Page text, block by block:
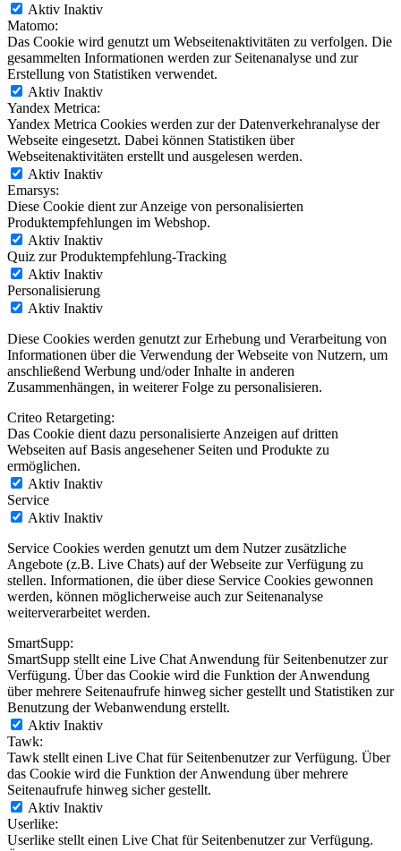
Aktiv Inaktiv
Matomo:
Das Cookie wird genutzt um Webseitenaktivitäten zu verfolgen. Die
gesammelten Informationen werden zur Seitenanalyse und zur
Erstellung von Statistiken verwendet.
Aktiv Inaktiv
Yandex Metrica:
Yandex Metrica Cookies werden zur der Datenverkehranalyse der
Webseite eingesetzt. Dabei können Statistiken über
Webseitenaktivitäten erstellt und ausgelesen werden.
Aktiv Inaktiv
Emarsys:
Diese Cookie dient zur Anzeige von personalisierten
Produktempfehlungen im Webshop.
Aktiv Inaktiv
Quiz zur Produktempfehlung-Tracking
Aktiv Inaktiv
Personalisierung
Aktiv Inaktiv
Diese Cookies werden genutzt zur Erhebung und Verarbeitung von
Informationen über die Verwendung der Webseite von Nutzern, um
anschließend Werbung und/oder Inhalte in anderen
Zusammenhängen, in weiterer Folge zu personalisieren.
Criteo Retargeting:
Das Cookie dient dazu personalisierte Anzeigen auf dritten
Webseiten auf Basis angesehener Seiten und Produkte zu
ermöglichen.
Aktiv Inaktiv
Service
Aktiv Inaktiv
Service Cookies werden genutzt um dem Nutzer zusätzliche
Angebote (z.B. Live Chats) auf der Webseite zur Verfügung zu
stellen. Informationen, die über diese Service Cookies gewonnen
werden, können möglicherweise auch zur Seitenanalyse
weiterverarbeitet werden.
SmartSupp:
SmartSupp stellt eine Live Chat Anwendung für Seitenbenutzer zur
Verfügung. Über das Cookie wird die Funktion der Anwendung
über mehrere Seitenaufrufe hinweg sicher gestellt und Statistiken zur
Benutzung der Webanwendung erstellt.
Aktiv Inaktiv
Tawk:
Tawk stellt einen Live Chat für Seitenbenutzer zur Verfügung. Über
das Cookie wird die Funktion der Anwendung über mehrere
Seitenaufrufe hinweg sicher gestellt.
Aktiv Inaktiv
Userlike:
Userlike stellt einen Live Chat für Seitenbenutzer zur Verfügung.